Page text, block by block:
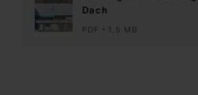
Dach
PDF 1,5 MB